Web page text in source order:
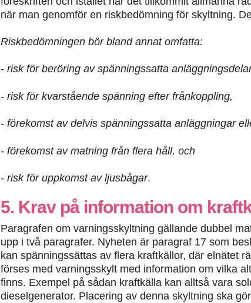
när man genomför en riskbedömning för skyltning.
Riskbedömningen bör bland annat omfatta:
- risk för beröring av spänningssatta
- risk för kvarstående spänning efter frånkoppling,
- förekomst av delvis spänningssatta anläggningar
- förekomst av matning från flera håll, och
- risk för uppkomst av ljusbågar.
5. Krav på information om
Paragrafen om varningsskyltning gällande dubbel
upp i två paragrafer. Nyheten är paragraf 17 som
kan spänningssättas av flera kraftkällor, där elnätet
förses med varningsskylt med information om vilka
finns. Exempel på sådan kraftkälla kan alltså vara
dieselgenerator. Placering av denna skyltning ska